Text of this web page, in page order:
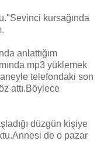
kursağında
anlattığım
mp3 yüklemek
telefondaki son
attı.Böylece
düzgün kişiye
de o pazar